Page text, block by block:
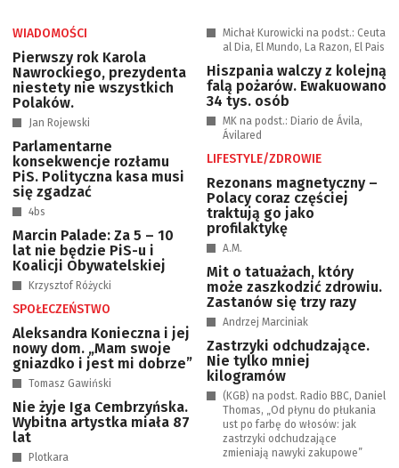
WIADOMOŚCI
Pierwszy rok Karola
Nawrockiego, prezydenta
niestety nie wszystkich
Polaków.
Jan Rojewski
Parlamentarne
konsekwencje rozłamu
PiS. Polityczna kasa musi
się zgadzać
4bs
Marcin Palade: Za 5 – 10
lat nie będzie PiS-u i
Koalicji Obywatelskiej
Krzysztof Różycki
SPOŁECZEŃSTWO
Aleksandra Konieczna i jej
nowy dom. „Mam swoje
gniazdko i jest mi dobrze”
Tomasz Gawiński
Nie żyje Iga Cembrzyńska.
Wybitna artystka miała 87
lat
Plotkara
Michał Kurowicki na podst.: Ceuta
al Dia, El Mundo, La Razon, El Pais
Hiszpania walczy z kolejną
falą pożarów. Ewakuowano
34 tys. osób
MK na podst.: Diario de Ávila,
Ávilared
LIFESTYLE/ZDROWIE
Rezonans magnetyczny –
Polacy coraz częściej
traktują go jako
profilaktykę
A.M.
Mit o tatuażach, który
może zaszkodzić zdrowiu.
Zastanów się trzy razy
Andrzej Marciniak
Zastrzyki odchudzające.
Nie tylko mniej
kilogramów
(KGB) na podst. Radio BBC, Daniel
Thomas, „Od płynu do płukania
ust po farbę do włosów: jak
zastrzyki odchudzające
zmieniają nawyki zakupowe”